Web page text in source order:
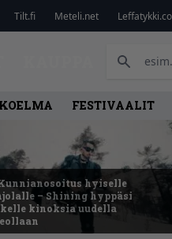
Tilt.fi Meteli.net
FESTIVAALIT
hyiselle
– Shining hyppäsi
kinoksia uudella